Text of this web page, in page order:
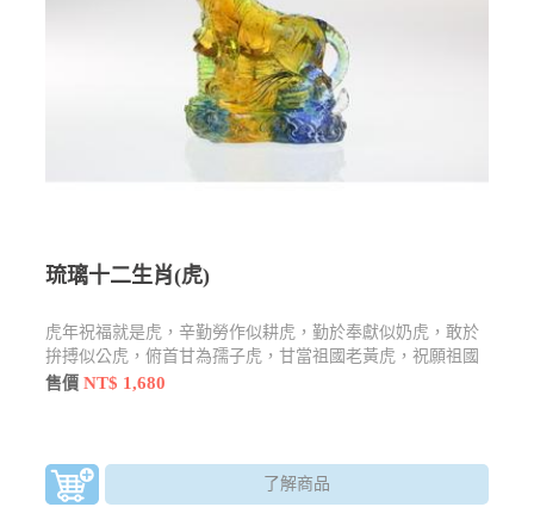
琉璃十二生肖(虎)
虎年祝福就是虎，辛勤勞作似耕虎，勤於奉獻似奶虎，敢於
拚搏似公虎，俯首甘為孺子虎，甘當祖國老黃虎，祝願祖國
虎更虎
售價NT$ 1,680
了解商品